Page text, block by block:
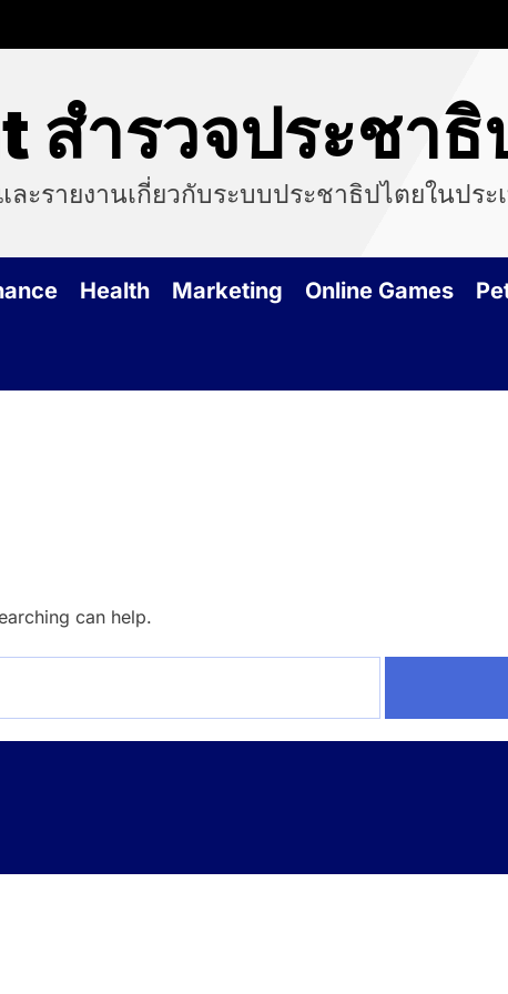
ำรวจประชาธิ
ะรายงานเกี่ยวกับระบบประชาธิปไตยในประ
Health Marketing Online Games
can help.